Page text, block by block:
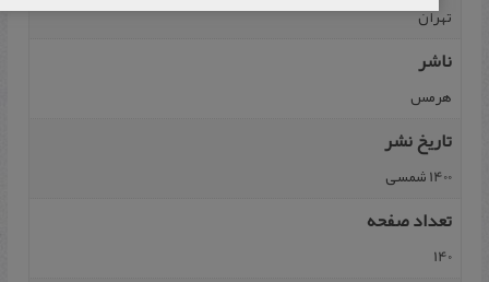
تهران
ناشر
هرمس
تاریخ نشر
1400 شمسی
تعداد صفحه
140